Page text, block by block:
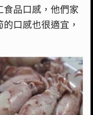
食品口感，他們家
口感也很適宜，